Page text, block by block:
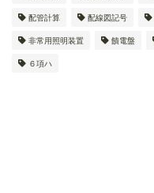
配管計算 配線図記号
非常用照明装置 饋電盤
６項ハ